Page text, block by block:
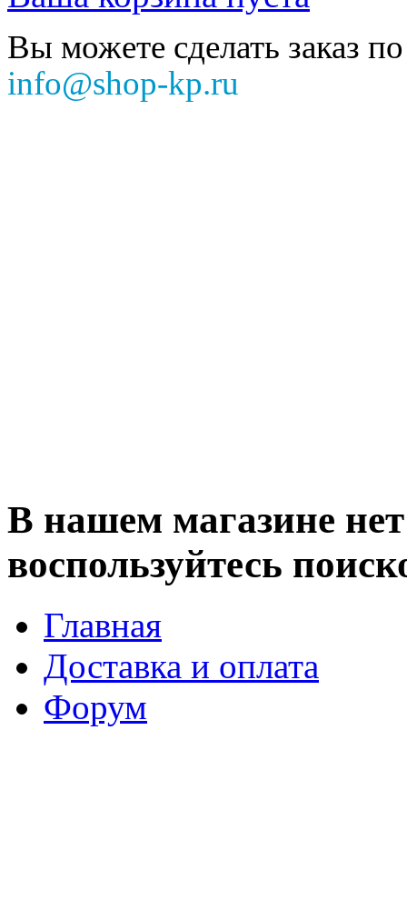
Вы можете сделать заказ
info@shop-kp.ru
В нашем магазине нет
воспользуйтесь
Главная
Доставка и оплата
Форум